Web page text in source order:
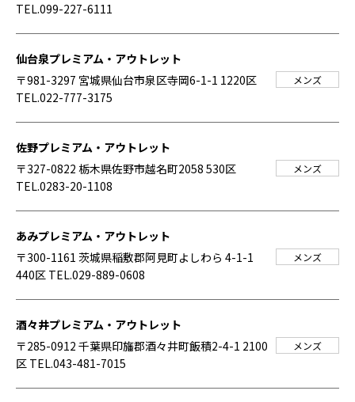
TEL.099-227-6111
仙台泉プレミアム・アウトレット
〒981-3297 宮城県仙台市泉区寺岡6-1-1 1220区
TEL.022-777-3175
メンズ
佐野プレミアム・アウトレット
〒327-0822 栃木県佐野市越名町2058 530区
TEL.0283-20-1108
メンズ
あみプレミアム・アウトレット
〒300-1161 茨城県稲敷郡阿見町よしわら 4-1-1
440区 TEL.029-889-0608
メンズ
酒々井プレミアム・アウトレット
〒285-0912 千葉県印旛郡酒々井町飯積2-4-1 2100
区 TEL.043-481-7015
メンズ